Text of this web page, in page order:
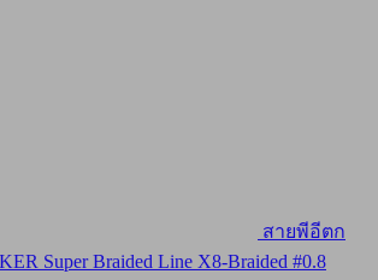
สายพีอีตก
Super Braided Line X8-Braided #0.8